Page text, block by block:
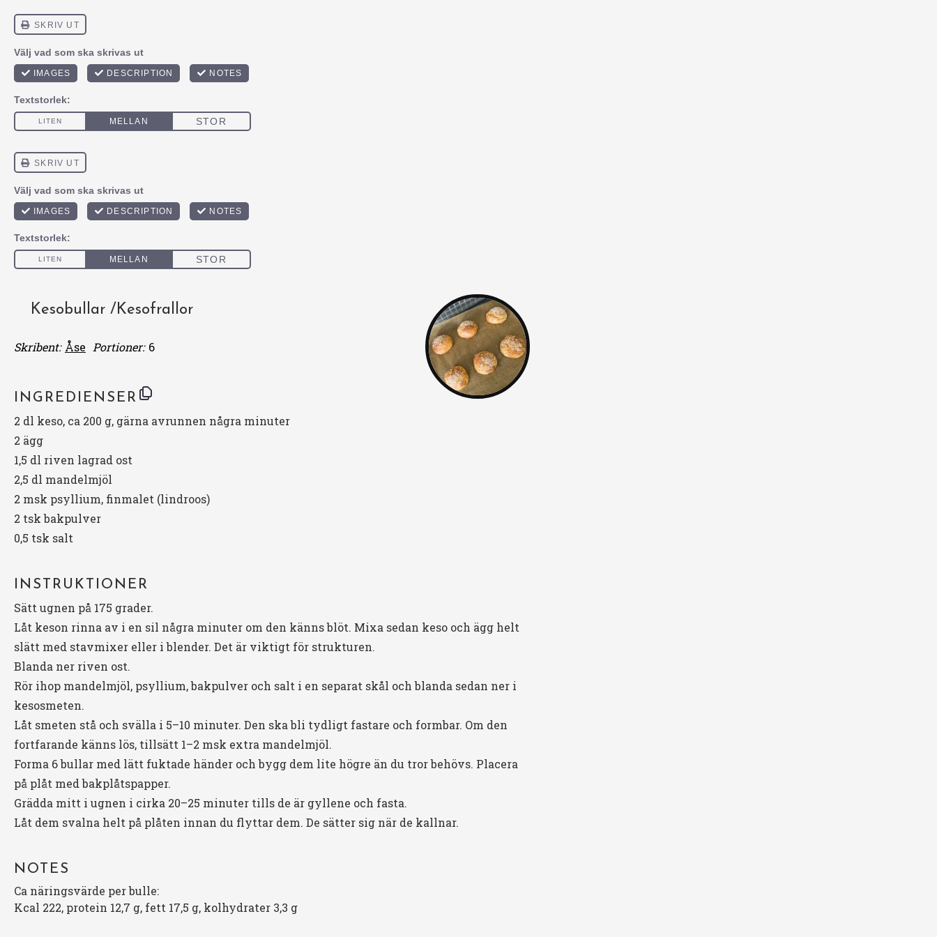
Kesobullar /Kesofrallor
Skribent: Åse Portioner: 6
INGREDIENSER
2 dl keso, ca 200 g, gärna avrunnen några minuter
2 ägg
1,5 dl riven lagrad ost
2,5 dl mandelmjöl
2 msk psyllium, finmalet (lindroos)
2 tsk bakpulver
0,5 tsk salt
INSTRUKTIONER
Sätt ugnen på 175 grader.
Låt keson rinna av i en sil några minuter om den känns blöt. Mixa sedan keso och ägg helt
slätt med stavmixer eller i blender. Det är viktigt för strukturen.
Blanda ner riven ost.
Rör ihop mandelmjöl, psyllium, bakpulver och salt i en separat skål och blanda sedan ner i
kesosmeten.
Låt smeten stå och svälla i 5–10 minuter. Den ska bli tydligt fastare och formbar. Om den
fortfarande känns lös, tillsätt 1–2 msk extra mandelmjöl.
Forma 6 bullar med lätt fuktade händer och bygg dem lite högre än du tror behövs. Placera
på plåt med bakplåtspapper.
Grädda mitt i ugnen i cirka 20–25 minuter tills de är gyllene och fasta.
Låt dem svalna helt på plåten innan du flyttar dem. De sätter sig när de kallnar.
NOTES
Ca näringsvärde per bulle:
Kcal 222, protein 12,7 g, fett 17,5 g, kolhydrater 3,3 g